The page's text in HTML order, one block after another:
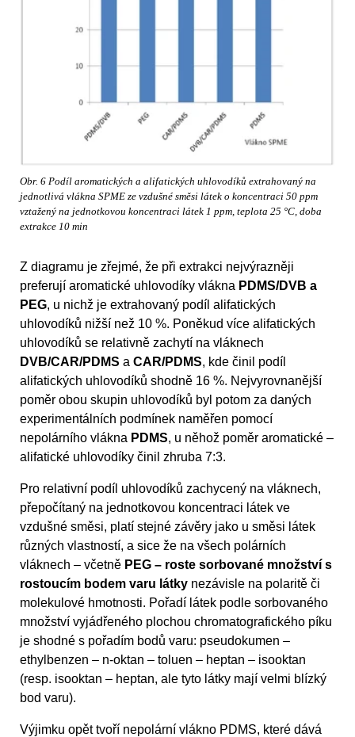
Obr. 6 Podíl aromatických a alifatických uhlovodíků extrahovaný na
jednotlivá vlákna SPME ze vzdušné směsi látek o koncentraci 50 ppm
vztažený na jednotkovou koncentraci látek 1 ppm, teplota 25 °C, doba
extrakce 10 min
Z diagramu je zřejmé, že při extrakci nejvýrazněji
preferují aromatické uhlovodíky vlákna PDMS/DVB a
PEG, u nichž je extrahovaný podíl alifatických
uhlovodíků nižší než 10 %. Poněkud více alifatických
uhlovodíků se relativně zachytí na vláknech
DVB/CAR/PDMS a CAR/PDMS, kde činil podíl
alifatických uhlovodíků shodně 16 %. Nejvyrovnanější
poměr obou skupin uhlovodíků byl potom za daných
experimentálních podmínek naměřen pomocí
nepolárního vlákna PDMS, u něhož poměr aromatické –
alifatické uhlovodíky činil zhruba 7:3.
Pro relativní podíl uhlovodíků zachycený na vláknech,
přepočítaný na jednotkovou koncentraci látek ve
vzdušné směsi, platí stejné závěry jako u směsi látek
různých vlastností, a sice že na všech polárních
vláknech – včetně PEG – roste sorbované množství s
rostoucím bodem varu látky nezávisle na polaritě či
molekulové hmotnosti. Pořadí látek podle sorbovaného
množství vyjádřeného plochou chromatografického píku
je shodné s pořadím bodů varu: pseudokumen –
ethylbenzen – n-oktan – toluen – heptan – isooktan
(resp. isooktan – heptan, ale tyto látky mají velmi blízký
bod varu).
Výjimku opět tvoří nepolární vlákno PDMS, které dává